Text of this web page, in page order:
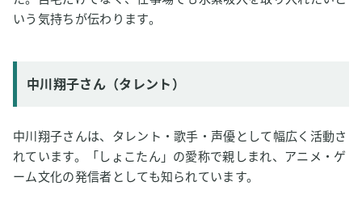
いう気持ちが伝わります。
中川翔子さん（タレント）
中川翔子さんは、タレント・歌手・声優として幅広く活動さ
れています。「しょこたん」の愛称で親しまれ、アニメ・ゲ
ーム文化の発信者としても知られています。